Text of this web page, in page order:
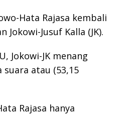
Hata Rajasa kembali
Jokowi-Jusuf Kalla (JK).
Jokowi-JK menang
atau (53,15
Rajasa hanya